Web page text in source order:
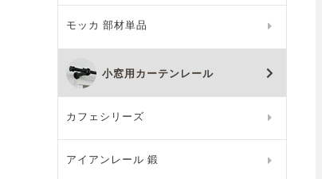
モッカ 部材単品
小窓用カーテンレール
カフェシリーズ
アイアンレール 鍛